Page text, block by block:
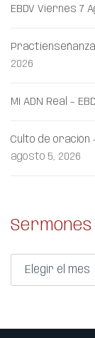
EBDV Viernes 7
2026
Mi ADN Real –
Culto de oración
agosto 5, 2026